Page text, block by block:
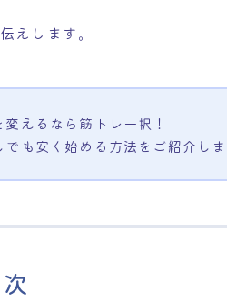
えします。
変えるなら筋トレ一択！
でも安く始める方法をご紹介し